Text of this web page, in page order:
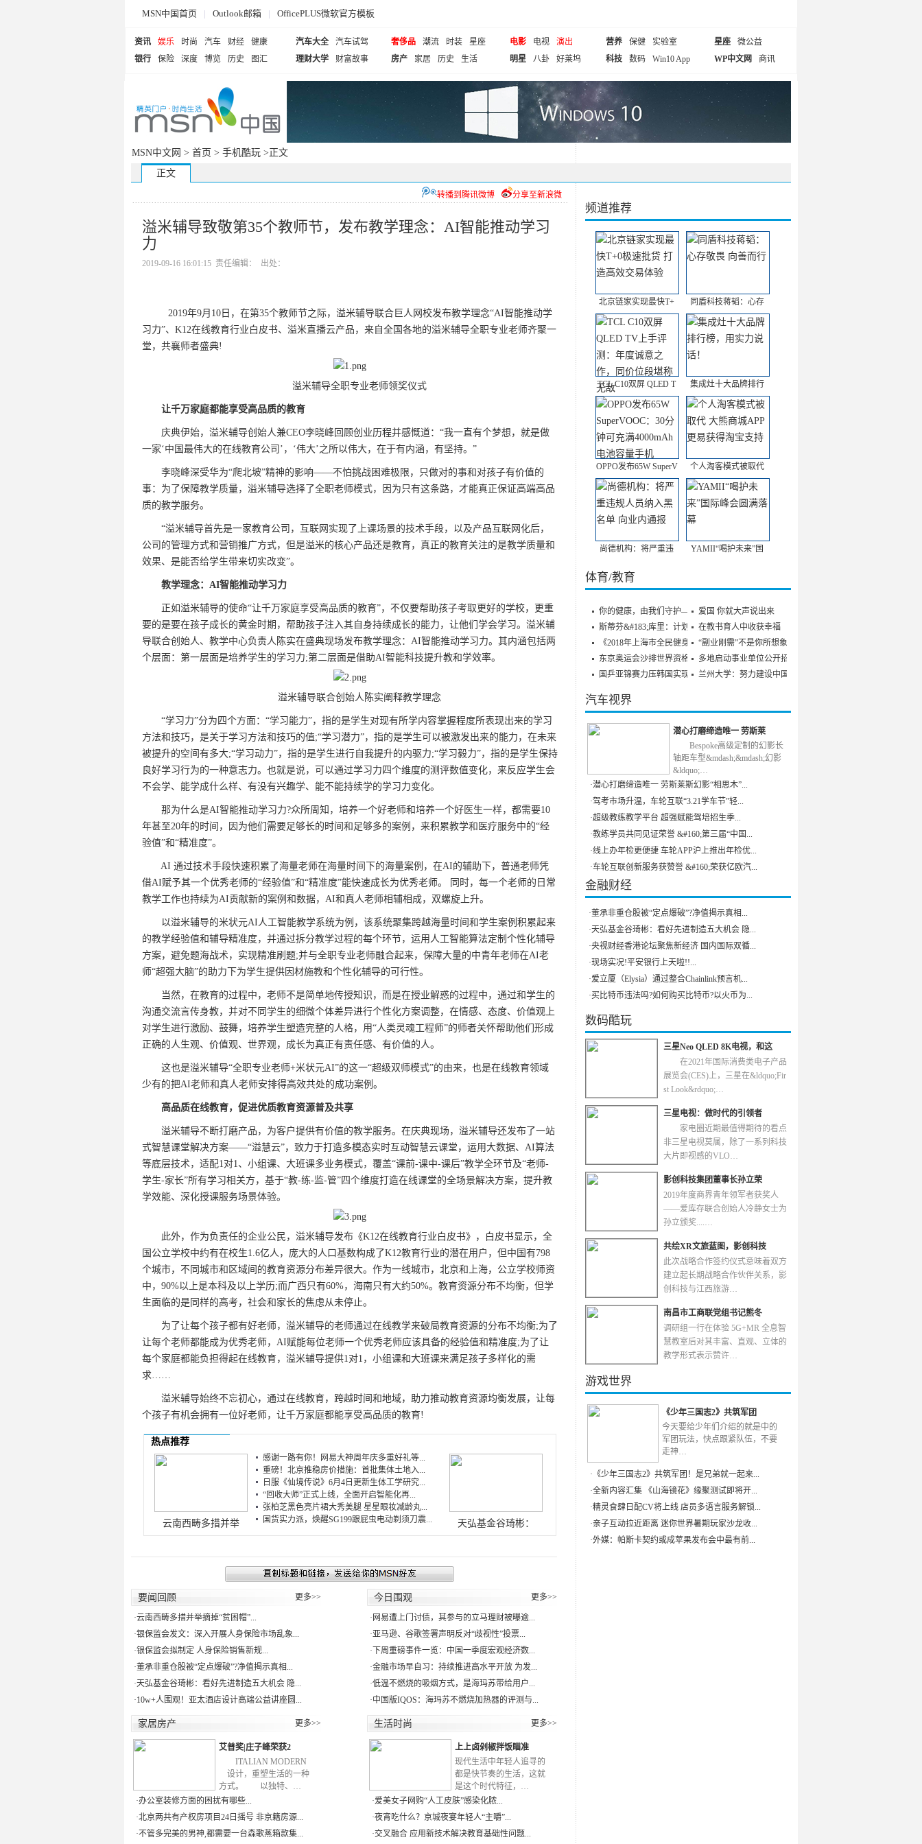
MSN中国首页 | Outlook邮箱 | OfficePLUS微软官方模板
资讯 娱乐 时尚 汽车 财经
健康
银行
保险 深度 博览 历史 图汇
汽车大全
汽车试驾
理财大学
财富故事
奢侈品 潮流 时装
星座
房产
家居 历史 生活
电影 电视
演出
明星
八卦 好莱坞
营养 保健
实验室
科技
数码 Win10 App
星座
微公益
WP中文网
商讯
MSN中文网 > 首页 > 手机酷玩 >正文
正文
分享至新浪微
转播到腾讯微博
溢米辅导致敬第35个教师节，发布教学理念：AI智能推动学习
力
2019-09-16 16:01:15 责任编辑： 出处：
2019年9月10日，在第35个教师节之际，溢米辅导联合巨人网校发布教学理念“AI智能推动学
习力”、K12在线教育行业白皮书、溢米直播云产品，来自全国各地的溢米辅导全职专业老师齐聚一
堂，共襄师者盛典!
溢米辅导全职专业老师领奖仪式
让千万家庭都能享受高品质的教育
庆典伊始，溢米辅导创始人兼CEO李晓峰回顾创业历程并感慨道：“我一直有个梦想，就是做
一家‘中国最伟大的在线教育公司’，‘伟大’之所以伟大，在于有内涵，有坚持。”
李晓峰深受华为“爬北坡”精神的影响——不怕挑战困难极限，只做对的事和对孩子有价值的
事：为了保障教学质量，溢米辅导选择了全职老师模式，因为只有这条路，才能真正保证高端高品
质的教学服务。
“溢米辅导首先是一家教育公司，互联网实现了上课场景的技术手段，以及产品互联网化后，
公司的管理方式和营销推广方式，但是溢米的核心产品还是教育，真正的教育关注的是教学质量和
效果、是能否给学生带来切实改变”。
教学理念：AI智能推动学习力
正如溢米辅导的使命“让千万家庭享受高品质的教育”，不仅要帮助孩子考取更好的学校，更重
要的是要在孩子成长的黄金时期，帮助孩子注入其自身持续成长的能力，让他们学会学习。溢米辅
导联合创始人、教学中心负责人陈实在盛典现场发布教学理念：AI智能推动学习力。其内涵包括两
个层面：第一层面是培养学生的学习力;第二层面是借助AI智能科技提升教和学效率。
溢米辅导联合创始人陈实阐释教学理念
“学习力”分为四个方面：“学习能力”，指的是学生对现有所学内容掌握程度所表现出来的学习
方法和技巧，是关于学习方法和技巧的值;“学习潜力”，指的是学生可以被激发出来的能力，在未来
被提升的空间有多大;“学习动力”，指的是学生进行自我提升的内驱力;“学习毅力”，指的是学生保持
良好学习行为的一种意志力。也就是说，可以通过学习力四个维度的测评数值变化，来反应学生会
不会学、能学成什么样、有没有兴趣学、能不能持续学的学习力变化。
那为什么是AI智能推动学习力?众所周知，培养一个好老师和培养一个好医生一样，都需要10
年甚至20年的时间，因为他们需要足够长的时间和足够多的案例，来积累教学和医疗服务中的“经
验值”和“精准度”。
AI 通过技术手段快速积累了海量老师在海量时间下的海量案例，在AI的辅助下，普通老师凭
借AI赋予其一个优秀老师的“经验值”和“精准度”能快速成长为优秀老师。 同时，每一个老师的日常
教学工作也持续为AI贡献新的案例和数据，AI和真人老师相辅相成，双螺旋上升。
以溢米辅导的米状元AI人工智能教学系统为例，该系统聚集跨越海量时间和学生案例积累起来
的教学经验值和辅导精准度，并通过拆分教学过程的每个环节，运用人工智能算法定制个性化辅导
方案，避免题海战术，实现精准刷题;并与全职专业老师融合起来，保障大量的中青年老师在AI老
师“超强大脑”的助力下为学生提供因材施教和个性化辅导的可行性。
当然，在教育的过程中，老师不是简单地传授知识，而是在授业解惑的过程中，通过和学生的
沟通交流言传身教，并对不同学生的细微个体差异进行个性化方案调整，在情感、态度、价值观上
对学生进行激励、鼓舞，培养学生塑造完整的人格，用“人类灵魂工程师”的师者关怀帮助他们形成
正确的人生观、价值观、世界观，成长为真正有责任感、有价值的人。
这也是溢米辅导“全职专业老师+米状元AI”的这一“超级双师模式”的由来，也是在线教育领域
少有的把AI老师和真人老师安排得高效共处的成功案例。
高品质在线教育，促进优质教育资源普及共享
溢米辅导不断打磨产品，为客户提供有价值的教学服务。在庆典现场，溢米辅导还发布了一站
式智慧课堂解决方案——“溢慧云”，致力于打造多模态实时互动智慧云课堂，运用大数据、AI算法
等底层技术，适配1对1、小组课、大班课多业务模式，覆盖“课前-课中-课后”教学全环节及“老师-
学生-家长”所有学习相关方，基于“教-练-监-管”四个维度打造在线课堂的全场景解决方案，提升教
学效能、深化授课服务场景体验。
此外，作为负责任的企业公民，溢米辅导发布《K12在线教育行业白皮书》，白皮书显示，全
国公立学校中约有在校生1.6亿人，庞大的人口基数构成了K12教育行业的潜在用户，但中国有798
个城市，不同城市和区域间的教育资源分布差异很大。作为一线城市，北京和上海，公立学校师资
中，90%以上是本科及以上学历;而广西只有60%，海南只有大约50%。教育资源分布不均衡，但学
生面临的是同样的高考，社会和家长的焦虑从未停止。
为了让每个孩子都有好老师，溢米辅导的老师通过在线教学来破局教育资源的分布不均衡;为了
让每个老师都能成为优秀老师，AI赋能每位老师一个优秀老师应该具备的经验值和精准度;为了让
每个家庭都能负担得起在线教育，溢米辅导提供1对1，小组课和大班课来满足孩子多样化的需
求……
溢米辅导始终不忘初心，通过在线教育，跨越时间和地域，助力推动教育资源均衡发展，让每
个孩子有机会拥有一位好老师，让千万家庭都能享受高品质的教育!
热点推荐
云南西畴多措并举
感谢一路有你！网易大神周年庆多重好礼等...
重磅！北京推稳房价措施：首批集体土地入...
日服《仙境传说》6月4日更新生体工学研究...
“回收大师”正式上线，全面开启智能化再...
张柏芝黑色亮片裙大秀美腿 星星眼妆减龄丸...
国货实力派，焕醒SG199跟屁虫电动剃须刀震...
天弘基金谷琦彬：
要闻回顾 更多>>
·云南西畴多措并举摘掉“贫困帽”...
·银保监会发文：深入开展人身保险市场乱象...
·银保监会拟制定 人身保险销售新规...
·董承非重仓股被“定点爆破”?净值揭示真相...
·天弘基金谷琦彬：看好先进制造五大机会 隐...
·10w+人围观！亚太酒店设计高端公益讲座圆...
今日围观 更多>>
· 网易遭上门讨债，其参与的立马理财被曝逾...
·亚马逊、谷歌签署声明反对“歧视性”投票...
· 下周重磅事件一览：中国一季度宏观经济数...
·金融市场早自习：持续推进高水平开放 为发...
·低温不燃烧的吸烟方式，是海玛苏带给用户...
·中国版IQOS：海玛苏不燃烧加热器的评测与...
家居房产 更多>>
艾普奖|庄子峰荣获2
ITALIAN MODERN
设计，重塑生活的一种
方式。 以独特、…
·办公室装修方面的困扰有哪些...
·北京两共有产权房项目24日摇号 非京籍房源...
·不管多完美的男神,都需要一台森歌蒸箱款集...
生活时尚 更多>>
上上卤剁椒拌饭瞄准
现代生活中年轻人追寻的
都是快节奏的生活，这就
是这个时代特征，…
·爱美女子网购“人工皮肤”感染化脓...
·夜宵吃什么？京城夜宴年轻人“主嚼”...
·交叉融合 应用新技术解决教育基础性问题...
频道推荐
北京链家实现最快T+ 同盾科技蒋韬：心存
TCL C10双屏 QLED T 集成灶十大品牌排行
OPPO发布65W SuperV 个人淘客模式被取代
尚德机构：将严重违 YAMII“喝护未来”国
体育/教育
你的健康，由我们守护——
斯蒂芬&#183;库里：计划参
《2018年上海市全民健身发
东京奥运会沙排世界资格赛
国乒亚锦赛力压韩国实现男
爱国 你就大声说出来
在教书育人中收获幸福
“副业刚需”不是你所想象
多地启动事业单位公开招聘
兰州大学：努力建设中国特
汽车视界
潜心打磨缔造唯一 劳斯莱
Bespoke高级定制的幻影长
轴距车型&mdash;&mdash;幻影
&ldquo;…
·潜心打磨缔造唯一 劳斯莱斯幻影“相思木”...
·驾考市场升温，车轮互联“3.21学车节”轻...
·超级教练教学平台 超强赋能驾培招生季...
·教练学员共同见证荣誉 &#160;第三届“中国...
·线上办年检更便捷 车轮APP沪上推出年检优...
·车轮互联创新服务获赞誉 &#160;荣获亿欧汽...
金融财经
·董承非重仓股被“定点爆破”?净值揭示真相...
·天弘基金谷琦彬：看好先进制造五大机会 隐...
·央视财经香港论坛聚焦新经济 国内国际双循...
·现场实况!平安银行上天啦!!...
·爱立厦（Elysia）通过整合Chainlink预言机...
·买比特币违法吗?如何购买比特币?以火币为...
数码酷玩
三星Neo QLED 8K电视，和这
在2021年国际消费类电子产品
展览会(CES)上，三星在&ldquo;Fir
st Look&rdquo;…
三星电视：做时代的引领者
家电圈近期最值得期待的看点
非三星电视莫属，除了一系列科技
大片即视感的VLO…
影创科技集团董事长孙立荣
2019年度商界青年领军者获奖人
——爱库存联合创始人冷静女士为
孙立颁奖....…
共绘XR文旅蓝图，影创科技
此次战略合作签约仪式意味着双方
建立起长期战略合作伙伴关系，影
创科技与江西旅游…
南昌市工商联党组书记熊冬
调研组一行在体验 5G+MR 全息智
慧教室后对其丰富、直观、立体的
教学形式表示赞许…
游戏世界
《少年三国志2》共筑军团
今天要给少年们介绍的就是中的
军团玩法，快点跟紧队伍，不要
走神…
· 《少年三国志2》共筑军团！是兄弟就一起来...
·全新内容汇集 《山海镜花》缘聚测试即将开...
·精灵食肆日配CV将上线 店员多语言服务解锁...
·亲子互动拉近距离 迷你世界暑期玩家沙龙收...
·外媒：帕斯卡契约或成苹果发布会中最有前...